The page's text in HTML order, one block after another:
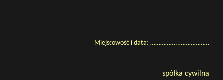
Miejscowość i data: ……………..………………
spółka cywilna